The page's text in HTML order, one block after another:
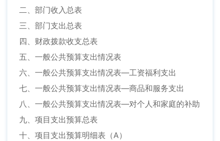
二、部门收入总表
三、部门支出总表
四、财政拨款收支总表
五、一般公共预算支出情况表
六、一般公共预算支出情况表—工资福利支出
七、一般公共预算支出情况表—商品和服务支出
八、一般公共预算支出情况表—对个人和家庭的补助
九、项目支出预算总表
十、项目支出预算明细表（A）